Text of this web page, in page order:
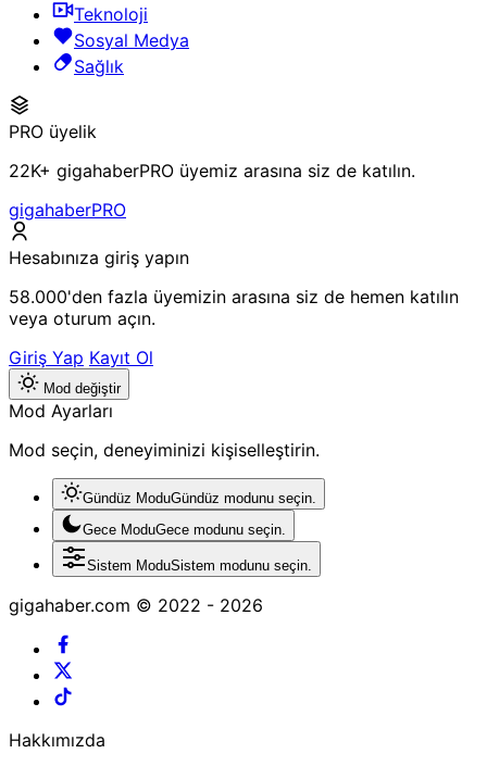
Teknoloji
Sosyal Medya
Sağlık
PRO üyelik
22K+ gigahaberPRO üyemiz arasına siz de katılın.
gigahaberPRO
Hesabınıza giriş yapın
58.000'den fazla üyemizin arasına siz de hemen katılın
veya oturum açın.
Giriş Yap Kayıt Ol
Mod değiştir
Mod Ayarları
Mod seçin, deneyiminizi kişiselleştirin.
Gündüz ModuGündüz modunu seçin.
Gece ModuGece modunu seçin.
Sistem ModuSistem modunu seçin.
gigahaber.com © 2022 - 2026
Hakkımızda